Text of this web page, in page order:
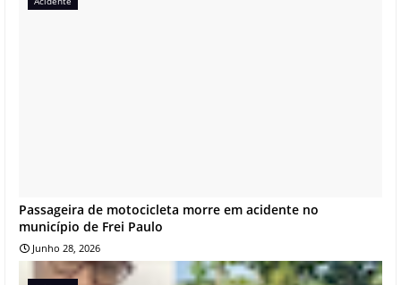
Passageira de motocicleta morre em acidente no
município de Frei Paulo
Junho 28, 2026